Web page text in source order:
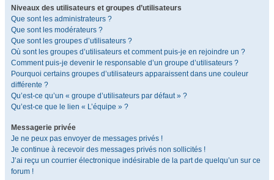
Niveaux des utilisateurs et groupes d’utilisateurs
Que sont les administrateurs ?
Que sont les modérateurs ?
Que sont les groupes d’utilisateurs ?
Où sont les groupes d’utilisateurs et comment puis-je en rejoindre un ?
Comment puis-je devenir le responsable d’un groupe d’utilisateurs ?
Pourquoi certains groupes d’utilisateurs apparaissent dans une couleur
différente ?
Qu’est-ce qu’un « groupe d’utilisateurs par défaut » ?
Qu’est-ce que le lien « L’équipe » ?
Messagerie privée
Je ne peux pas envoyer de messages privés !
Je continue à recevoir des messages privés non sollicités !
J’ai reçu un courrier électronique indésirable de la part de quelqu’un sur ce
forum !